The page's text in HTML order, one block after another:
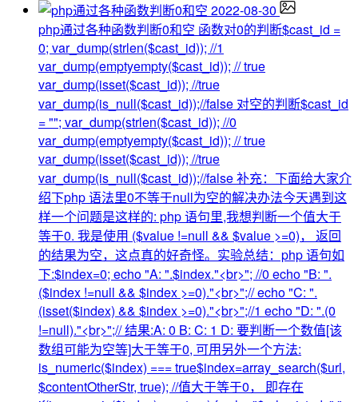
2022-08-30
php通过各种函数判断0和空 函数对0的判断$cast_id =
0; var_dump(strlen($cast_id)); //1
var_dump(emptyempty($cast_id)); // true
var_dump(isset($cast_id)); //true
var_dump(is_null($cast_id));//false 对空的判断$cast_id
= ""; var_dump(strlen($cast_id)); //0
var_dump(emptyempty($cast_id)); // true
var_dump(isset($cast_id)); //true
var_dump(is_null($cast_id));//false 补充：下面给大家介
绍下php 语法里0不等于null为空的解决办法今天遇到这
样一个问题是这样的: php 语句里,我想判断一个值大于
等于0. 我是使用 ($value !=null && $value >=0)， 返回
的结果为空，这点真的好奇怪。实验总结：php 语句如
下:$index=0; echo "A: ".$index."<br>"; //0 echo "B: ".
($index !=null && $index >=0)."<br>";// echo "C: ".
(isset($index) && $index >=0)."<br>";//1 echo "D: ".(0
!=null)."<br>";// 结果:A: 0 B: C: 1 D: 要判断一个数值[该
数组可能为空等]大于等于0, 可用另外一个方法:
is_numeric($index) === true$index=array_search($url,
$contentOtherStr, true); //值大于等于0， 即存在